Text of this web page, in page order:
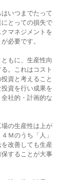
いつまでたって
とっての損失で
マネジメントを
必要です。
もに、生産性向
。これはコスト
資と考えること
資を行い成果を
社的・計画的な
の生産性は上が
Ｍのうち「人」
改善しても生産
することが大事